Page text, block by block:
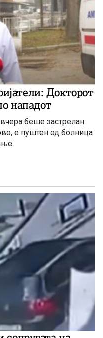
Докторот
нападот
беше застрелан
е пуштен од болница